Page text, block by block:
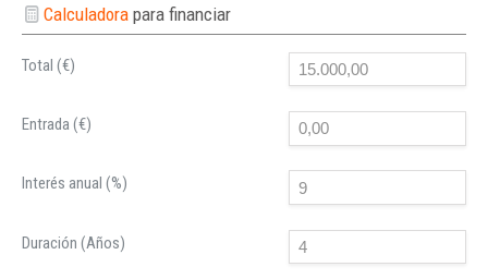
Calculadorapara financiar
Total (€)
Entrada (€)
Interés anual (%)
Duración (Años)